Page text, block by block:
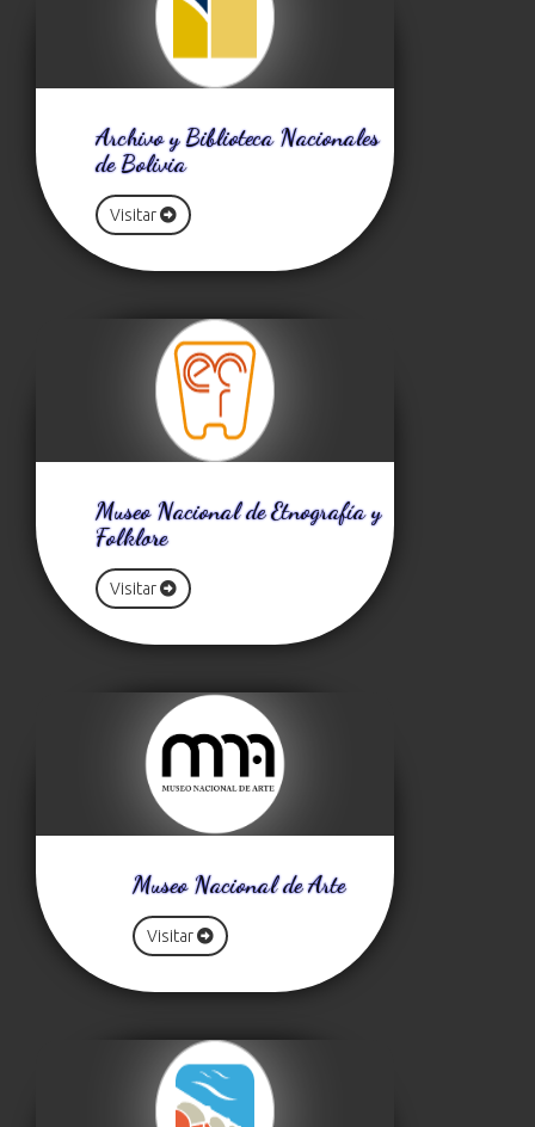
Archivo y Biblioteca Nacionales
de Bolivia
Visitar
Museo Nacional de Etnografía y
Folklore
Visitar
Museo Nacional de Arte
Visitar